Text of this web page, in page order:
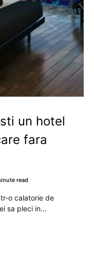
un hotel
fara
read
o calatorie de
sa pleci in…